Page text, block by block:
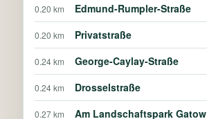
0.20 km Edmund-Rumpler-Straße
0.20 km Privatstraße
0.24 km George-Caylay-Straße
0.24 km Drosselstraße
0.27 km Am Landschaftspark Gatow